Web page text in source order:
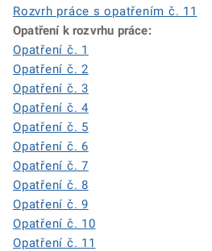
Rozvrh práce s opatřením č. 11
Opatření k rozvrhu práce:
Opatření č. 1
Opatření č. 2
Opatření č. 3
Opatření č. 4
Opatření č. 5
Opatření č. 6
Opatření č. 7
Opatření č. 8
Opatření č. 9
Opatření č. 10
Opatření č. 11